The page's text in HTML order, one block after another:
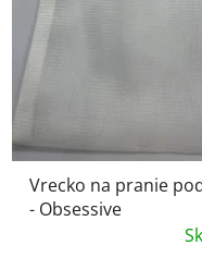
Vrecko na pranie
- Obsessive